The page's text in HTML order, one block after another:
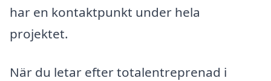
har en kontaktpunkt under hela
projektet.
När du letar efter totalentreprenad i